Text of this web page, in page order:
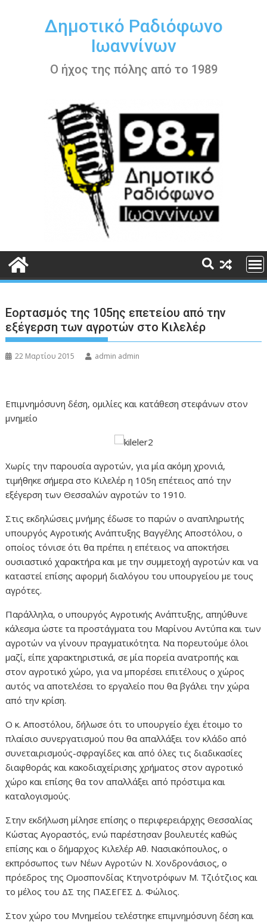
περιεχόμενοΔημοτικό Ραδιόφωνο
Ιωαννίνων
Ο ήχος της πόλης από το 1989
Εορτασμός της 105ης επετείου από την
εξέγερση των αγροτών στο Κιλελέρ
22 Μαρτίου 2015 admin admin
Επιμνημόσυνη δέση, ομιλίες και κατάθεση στεφάνων στον
μνημείο
Χωρίς την παρουσία αγροτών, για μία ακόμη χρονιά,
τιμήθηκε σήμερα στο Κιλελέρ η 105η επέτειος από την
εξέγερση των Θεσσαλών αγροτών το 1910.
Στις εκδηλώσεις μνήμης έδωσε το παρών ο αναπληρωτής
υπουργός Αγροτικής Ανάπτυξης Βαγγέλης Αποστόλου, ο
οποίος τόνισε ότι θα πρέπει η επέτειος να αποκτήσει
ουσιαστικό χαρακτήρα και με την συμμετοχή αγροτών και να
καταστεί επίσης αφορμή διαλόγου του υπουργείου με τους
αγρότες.
Παράλληλα, ο υπουργός Αγροτικής Ανάπτυξης, απηύθυνε
κάλεσμα ώστε τα προστάγματα του Μαρίνου Αντύπα και των
αγροτών να γίνουν πραγματικότητα. Να πορευτούμε όλοι
μαζί, είπε χαρακτηριστικά, σε μία πορεία ανατροπής και
στον αγροτικό χώρο, για να μπορέσει επιτέλους ο χώρος
αυτός να αποτελέσει το εργαλείο που θα βγάλει την χώρα
από την κρίση.
Ο κ. Αποστόλου, δήλωσε ότι το υπουργείο έχει έτοιμο το
πλαίσιο συνεργατισμού που θα απαλλάξει τον κλάδο από
συνεταιρισμούς-σφραγίδες και από όλες τις διαδικασίες
διαφθοράς και κακοδιαχείρισης χρήματος στον αγροτικό
χώρο και επίσης θα τον απαλλάξει από πρόστιμα και
καταλογισμούς.
Στην εκδήλωση μίλησε επίσης ο περιφερειάρχης Θεσσαλίας
Κώστας Αγοραστός, ενώ παρέστησαν βουλευτές καθώς
επίσης και ο δήμαρχος Κιλελέρ Αθ. Νασιακόπουλος, ο
εκπρόσωπος των Νέων Αγροτών Ν. Χονδρονάσιος, ο
πρόεδρος της Ομοσπονδίας Κτηνοτρόφων Μ. Τζιότζιος και
το μέλος του ΔΣ της ΠΑΣΕΓΕΣ Δ. Φώλιος.
Στον χώρο του Μνημείου τελέστηκε επιμνημόσυνη δέση και